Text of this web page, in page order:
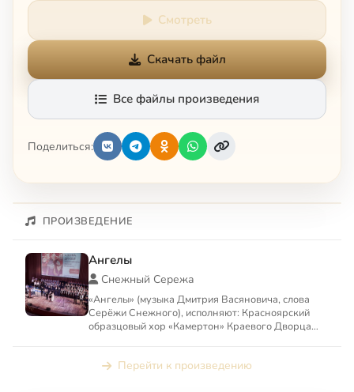
Смотреть
Скачать файл
Все файлы произведения
Поделиться:
ПРОИЗВЕДЕНИЕ
Ангелы
Снежный Сережа
«Ангелы» (музыка Дмитрия Васяновича, слова
Серёжи Снежного), исполняют: Красноярский
образцовый хор «Камертон» Краевого Дворца
Перейти к произведению